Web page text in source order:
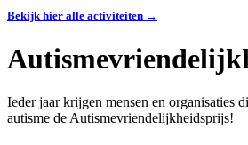
Bekijk hier alle activiteiten →
Ieder jaar krijgen mensen en organisaties
autisme de Autismevriendelijkheidsprijs!